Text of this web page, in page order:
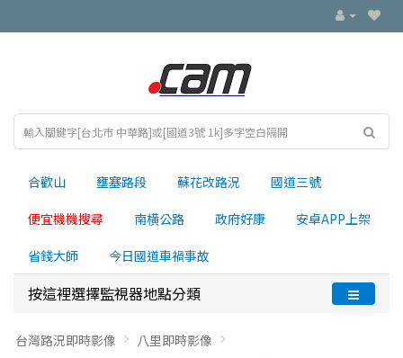
合歡山 壅塞路段 蘇花改路況 國道三號
便宜機機搜尋 南横公路 政府好康 安卓APP上架
省錢大師 今日國道車禍事故
按這裡選擇監視器地點分類
台灣路況即時影像 八里即時影像